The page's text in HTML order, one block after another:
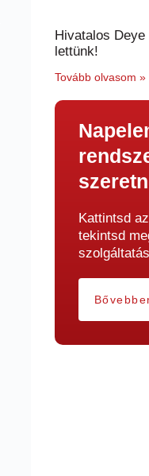
Hivatalos
lettünk!
Tovább olvasom »
Kattintsd
tekintsd